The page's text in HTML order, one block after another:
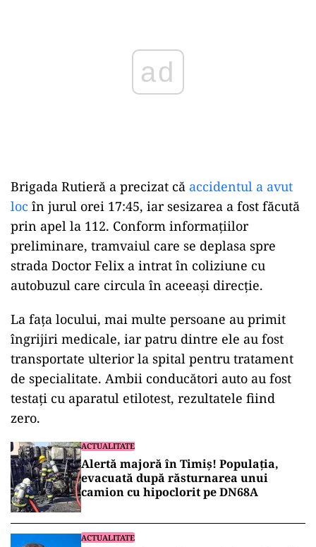
Brigada Rutieră a precizat că accidentul a avut
loc în jurul orei 17:45, iar sesizarea a fost făcută
prin apel la 112. Conform informațiilor
preliminare, tramvaiul care se deplasa spre
strada Doctor Felix a intrat în coliziune cu
autobuzul care circula în aceeași direcție.
La fața locului, mai multe persoane au primit
îngrijiri medicale, iar patru dintre ele au fost
transportate ulterior la spital pentru tratament
de specialitate. Ambii conducători auto au fost
testați cu aparatul etilotest, rezultatele fiind
zero.
ACTUALITATE
Alertă majoră în Timiș! Populația,
evacuată după răsturnarea unui
camion cu hipoclorit pe DN68A
ACTUALITATE